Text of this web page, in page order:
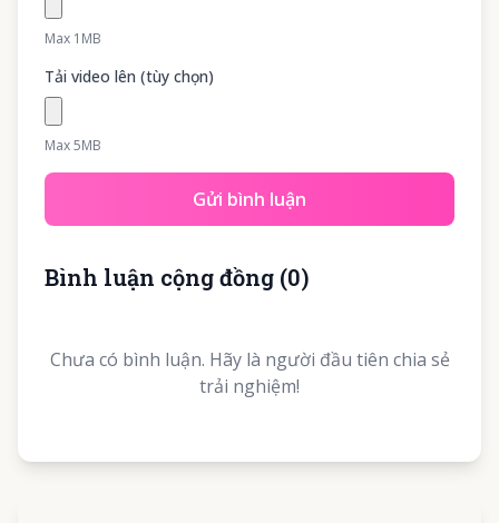
Max 1MB
Tải video lên (tùy chọn)
Max 5MB
Gửi bình luận
Bình luận cộng đồng (0)
Chưa có bình luận. Hãy là người đầu tiên chia sẻ
trải nghiệm!